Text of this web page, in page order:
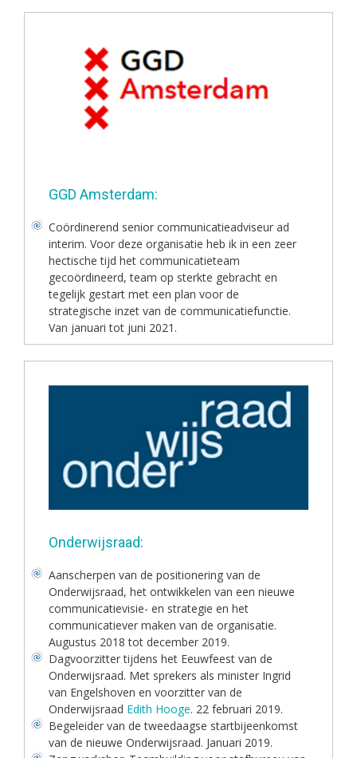
GGD Amsterdam:
Coördinerend senior communicatieadviseur ad
interim. Voor deze organisatie heb ik in een zeer
hectische tijd het communicatieteam
gecoördineerd, team op sterkte gebracht en
tegelijk gestart met een plan voor de
strategische inzet van de communicatiefunctie.
Van januari tot juni 2021.
Onderwijsraad:
Aanscherpen van de positionering van de
Onderwijsraad, het ontwikkelen van een nieuwe
communicatievisie- en strategie en het
communicatiever maken van de organisatie.
Augustus 2018 tot december 2019.
Dagvoorzitter tijdens het Eeuwfeest van de
Onderwijsraad. Met sprekers als minister Ingrid
van Engelshoven en voorzitter van de
Onderwijsraad Edith Hooge. 22 februari 2019.
Begeleider van de tweedaagse startbijeenkomst
van de nieuwe Onderwijsraad. Januari 2019.